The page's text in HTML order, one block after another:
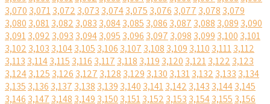
3,070 3,0713,072 3,073 3,0743,075 3,076 3,077 3,078 3,079
3,080 3,0813,082 3,083 3,0843,085 3,086 3,087 3,088 3,089 3,090
3,0913,092 3,093 3,0943,095 3,096 3,097 3,098 3,099 3,100 3,101
3,102 3,103 3,1043,105 3,106 3,107 3,108 3,109 3,110 3,1113,112
3,113 3,1143,115 3,116 3,117 3,118 3,119 3,120 3,1213,122 3,123
3,1243,125 3,126 3,127 3,128 3,129 3,130 3,1313,132 3,133 3,134
3,135 3,136 3,137 3,138 3,139 3,140 3,1413,142 3,143 3,1443,145
3,146 3,147 3,148 3,149 3,150 3,1513,152 3,153 3,1543,155 3,156